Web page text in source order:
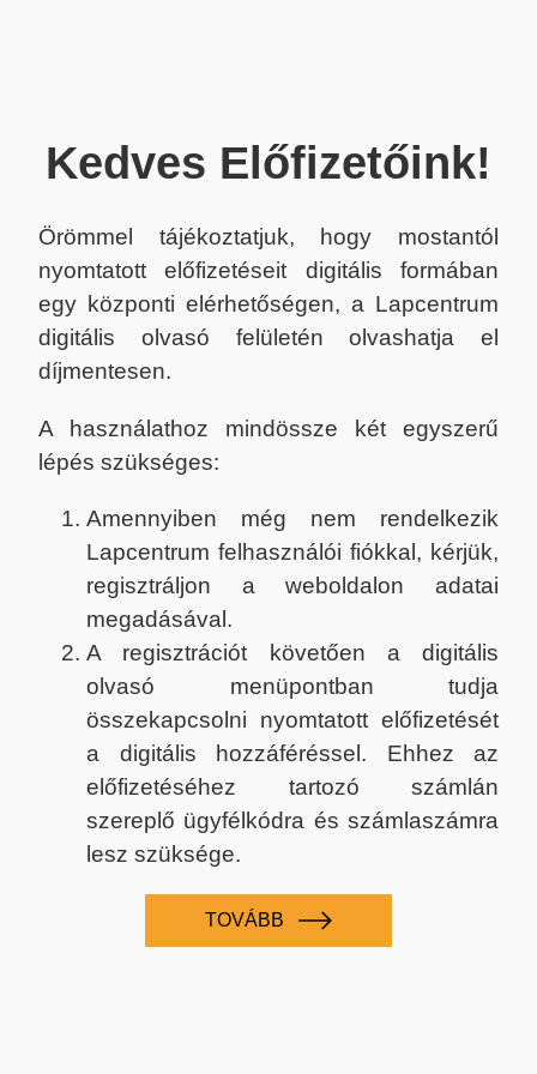
Kedves Előfizetőink!
Örömmel tájékoztatjuk, hogy mostantól
nyomtatott előfizetéseit digitális formában
egy központi elérhetőségen, a Lapcentrum
digitális olvasó felületén olvashatja el
díjmentesen.
A használathoz mindössze két egyszerű
lépés szükséges:
Amennyiben még nem rendelkezik
Lapcentrum felhasználói fiókkal, kérjük,
regisztráljon a weboldalon adatai
megadásával.
A regisztrációt követően a digitális
olvasó menüpontban tudja
összekapcsolni nyomtatott előfizetését
a digitális hozzáféréssel. Ehhez az
előfizetéséhez tartozó számlán
szereplő ügyfélkódra és számlaszámra
lesz szüksége.
TOVÁBB